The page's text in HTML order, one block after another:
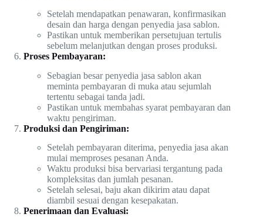
Setelah mendapatkan penawaran, konfirmasikan
desain dan harga dengan penyedia jasa sablon.
Pastikan untuk memberikan persetujuan tertulis
sebelum melanjutkan dengan proses produksi.
Proses Pembayaran:
Sebagian besar penyedia jasa sablon akan
meminta pembayaran di muka atau sejumlah
tertentu sebagai tanda jadi.
Pastikan untuk membahas syarat pembayaran dan
waktu pengiriman.
Produksi dan Pengiriman:
Setelah pembayaran diterima, penyedia jasa akan
mulai memproses pesanan Anda.
Waktu produksi bisa bervariasi tergantung pada
kompleksitas dan jumlah pesanan.
Setelah selesai, baju akan dikirim atau dapat
diambil sesuai dengan kesepakatan.
Penerimaan dan Evaluasi: